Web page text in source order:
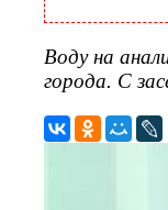
Воду на
города. С